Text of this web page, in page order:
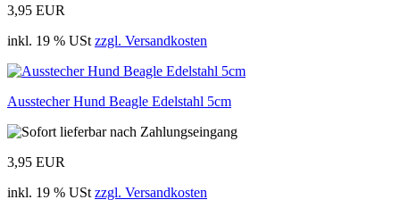
3,95 EUR
inkl. 19 % USt zzgl. Versandkosten
Ausstecher Hund Beagle Edelstahl 5cm
3,95 EUR
inkl. 19 % USt zzgl. Versandkosten